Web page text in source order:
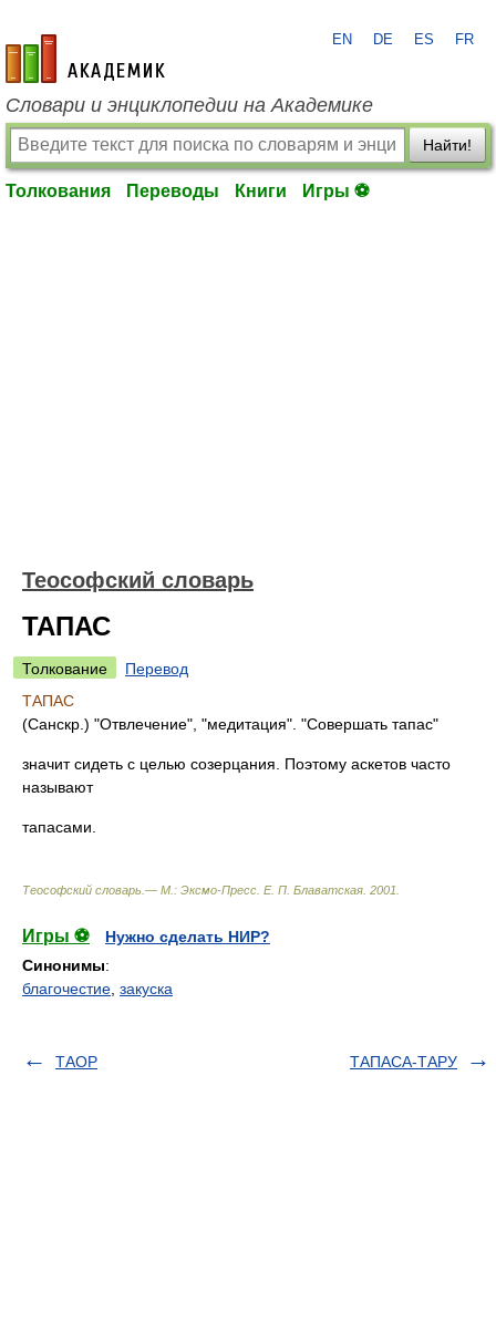
academic.ru
EN DE ES FR
Словари и энциклопедии на Академике
Найти!
Толкования Переводы Книги Игры ⚽
Теософский словарь
ТАПАС
Толкование
Перевод
ТАПАС
(Санскр.) "Отвлечение", "медитация". "Совершать тапас"
значит сидеть с целью созерцания. Поэтому аскетов часто
называют
тапасами.
Теософский словарь.— М.: Эксмо-Пресс Е. П. Блаватская 2001
Игры ⚽
Нужно сделать НИР?
Синонимы:
благочестие закуска
ТАОР ТАПАСА-ТАРУ